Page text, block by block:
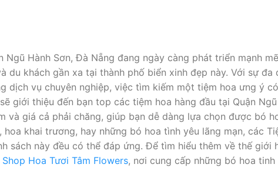
Ngũ Hành Sơn, Đà Nẵng đang ngày càng phát triển mạnh
du khách gần xa tại thành phố biển xinh đẹp này. Với sự đa
dịch vụ chuyên nghiệp, việc tìm kiếm một tiệm hoa ưng ý
giới thiệu đến bạn top các tiệm hoa hàng đầu tại Quận
và giá cả phải chăng, giúp bạn dễ dàng lựa chọn được bó
hoa khai trương, hay những bó hoa tình yêu lãng mạn, các
sách này đều có thể đáp ứng. Để tìm hiểu thêm về thế giới
Shop Hoa Tươi Tâm Flowers, nơi cung cấp những bó hoa